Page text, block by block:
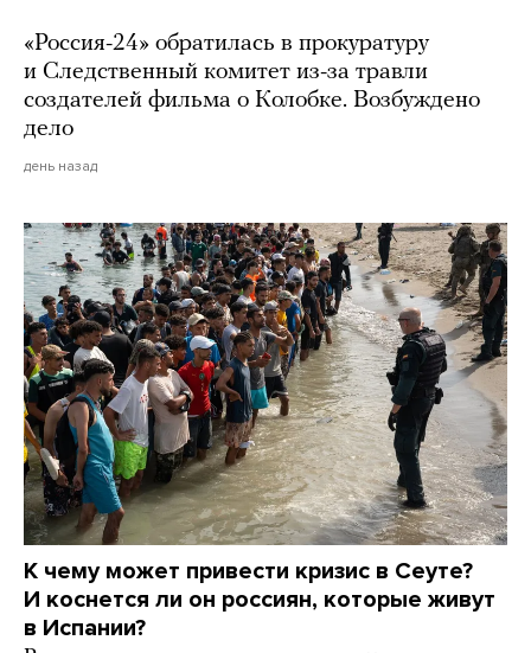
«Россия-24» обратилась в прокуратуру
и Следственный комитет из-за травли
создателей фильма о Колобке. Возбуждено
дело
день назад
К чему может привести кризис в Сеуте?
И коснется ли он россиян, которые живут
в Испании?